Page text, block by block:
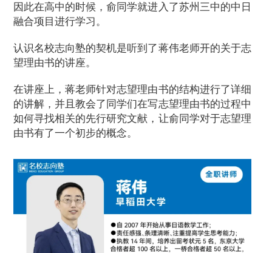
因此在高中的时候，俞同学就进入了苏州三中的中日
融合项目进行学习。
认识名校志向塾的契机是听到了蒋伟老师开的关于志
望理由书的讲座。
在讲座上，蒋老师针对志望理由书的结构进行了详细
的讲解，并且教会了同学们在写志望理由书的过程中
如何寻找相关的先行研究文献，让俞同学对于志望理
由书有了一个初步的概念。